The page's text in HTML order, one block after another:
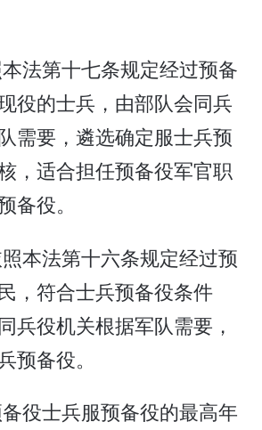
法第十七条规定经过预备
役的士兵，由部队会同兵
需要，遴选确定服士兵预
，适合担任预备役军官职
备役。
本法第十六条规定经过预
，符合士兵预备役条件
兵役机关根据军队需要，
预备役。
役士兵服预备役的最高年